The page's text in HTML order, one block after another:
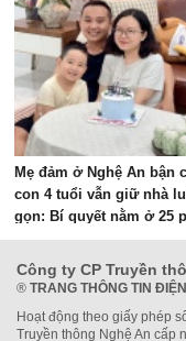
Mẹ đảm ở Nghệ An bận
con 4 tuổi vẫn giữ nhà
gọn: Bí quyết nằm ở 25
mỗi ngày
Công ty CP Truyền
® TRANG THÔNG TIN
Hoạt động theo giấy phép
Truyền thông Nghệ An cấp